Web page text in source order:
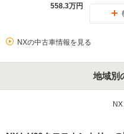
558.3万円
NXの中古車情報を見る
地域別